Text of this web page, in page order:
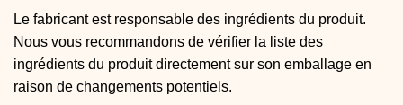
Le fabricant est responsable des ingrédients du produit.
Nous vous recommandons de vérifier la liste des
ingrédients du produit directement sur son emballage en
raison de changements potentiels.